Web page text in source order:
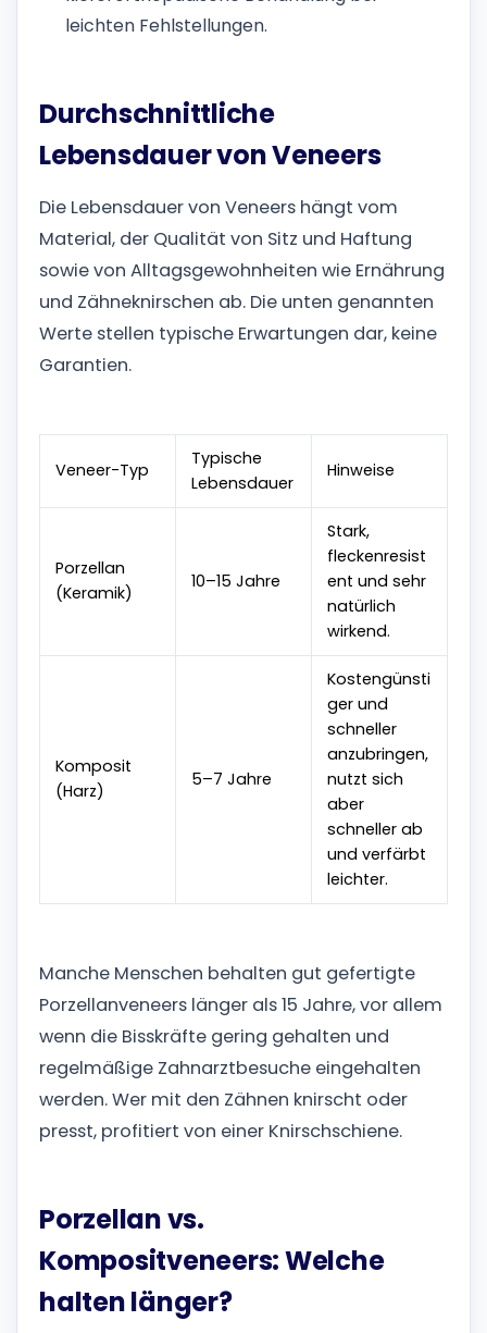
leichten Fehlstellungen.
Durchschnittliche
Lebensdauer von Veneers
Die Lebensdauer von Veneers hängt vom
Material, der Qualität von Sitz und Haftung
sowie von Alltagsgewohnheiten wie Ernährung
und Zähneknirschen ab. Die unten genannten
Werte stellen typische Erwartungen dar, keine
Garantien.
Veneer-Typ
Typische
Lebensdauer
Hinweise
Porzellan
(Keramik)
10–15 Jahre
Stark,
fleckenresist
ent und sehr
natürlich
wirkend.
Komposit
(Harz)
5–7 Jahre
Kostengünsti
ger und
schneller
anzubringen,
nutzt sich
aber
schneller ab
und verfärbt
leichter.
Manche Menschen behalten gut gefertigte
Porzellanveneers länger als 15 Jahre, vor allem
wenn die Bisskräfte gering gehalten und
regelmäßige Zahnarztbesuche eingehalten
werden. Wer mit den Zähnen knirscht oder
presst, profitiert von einer Knirschschiene.
Porzellan vs.
Kompositveneers: Welche
halten länger?